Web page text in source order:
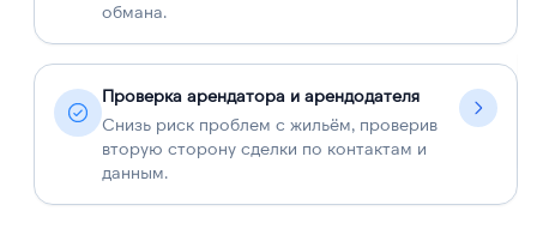
обмана.
Проверка арендатора и арендодателя
Снизь риск проблем с жильём, проверив
вторую сторону сделки по контактам и
данным.